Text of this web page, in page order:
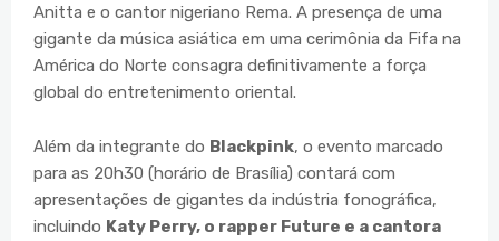
Anitta e o cantor nigeriano Rema. A presença de uma
gigante da música asiática em uma cerimônia da Fifa na
América do Norte consagra definitivamente a força
global do entretenimento oriental.
Além da integrante do Blackpink, o evento marcado
para as 20h30 (horário de Brasília) contará com
apresentações de gigantes da indústria fonográfica,
incluindo Katy Perry, o rapper Future e a cantora